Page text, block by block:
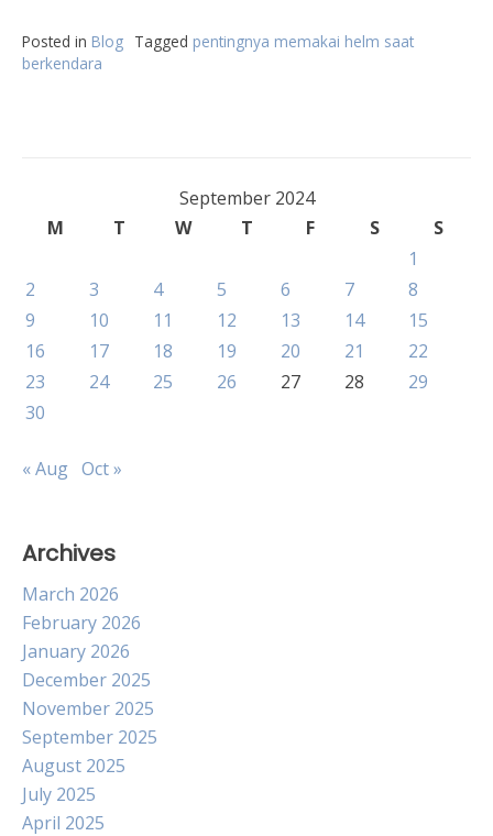
Posted in Blog Tagged pentingnya memakai helm saat
berkendara
September 2024
M
T W T F S
S
1
2
3 4 5 6 7
8
9
10 11 12 13 14
15
16
17 18 19 20 21
22
23
24 25 26 27 28
29
30
« Aug Oct »
Archives
March 2026
February 2026
January 2026
December 2025
November 2025
September 2025
August 2025
July 2025
April 2025